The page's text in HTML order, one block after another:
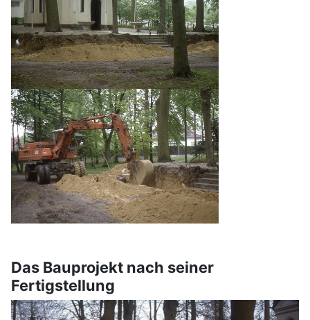
Das Bauprojekt nach seiner
Fertigstellung